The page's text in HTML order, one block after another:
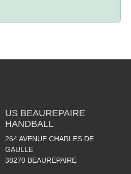
US BEAUREPAIRE
HANDBALL
264 AVENUE CHARLES DE
GAULLE
38270 BEAUREPAIRE